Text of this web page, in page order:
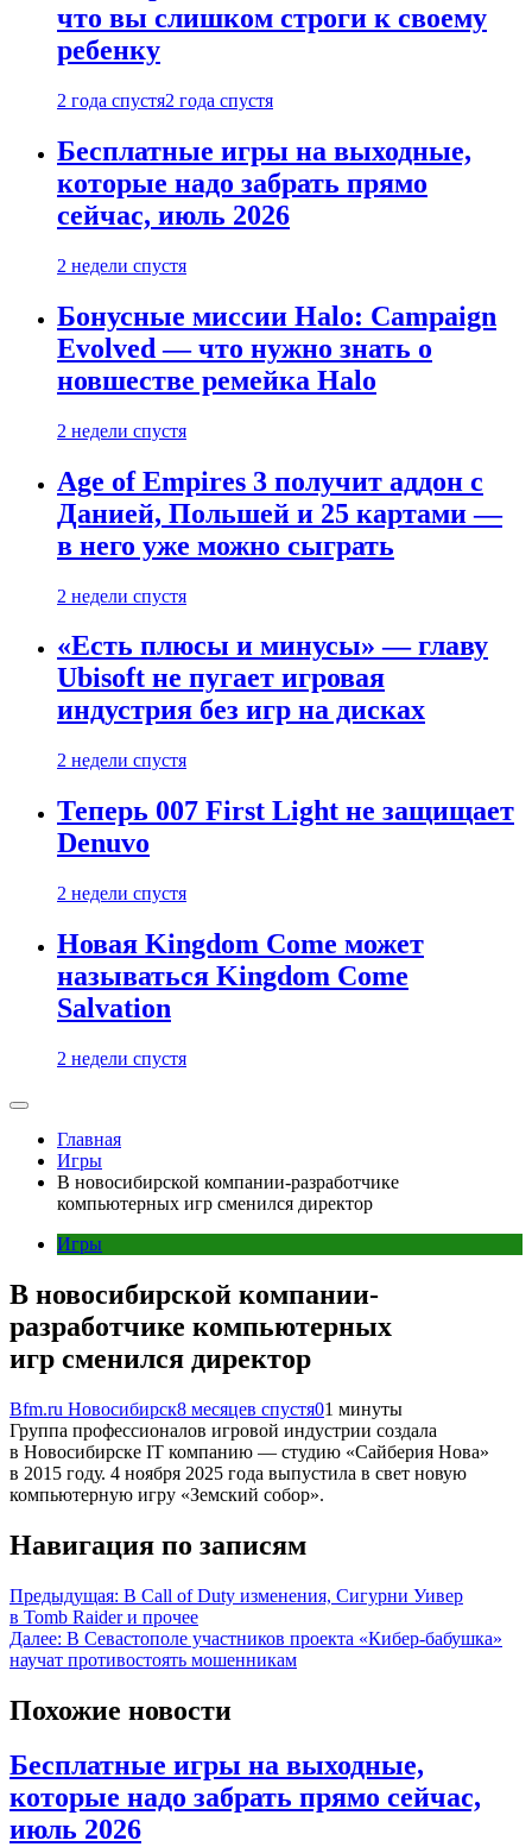
что вы слишком строги к своему
ребенку
2 года спустя2 года спустя
Бесплатные игры на выходные,
которые надо забрать прямо
сейчас, июль 2026
2 недели спустя
Бонусные миссии Halo: Campaign
Evolved — что нужно знать о
новшестве ремейка Halo
2 недели спустя
Age of Empires 3 получит аддон с
Данией, Польшей и 25 картами —
в него уже можно сыграть
2 недели спустя
«Есть плюсы и минусы» — главу
Ubisoft не пугает игровая
индустрия без игр на дисках
2 недели спустя
Теперь 007 First Light не защищает
Denuvo
2 недели спустя
Новая Kingdom Come может
называться Kingdom Come
Salvation
2 недели спустя
Главная
Игры
В новосибирской компании-разработчике
компьютерных игр сменился директор
Игры
В новосибирской компании-
разработчике компьютерных
игр сменился директор
Bfm.ru Новосибирск8 месяцев спустя01 минуты
Группа профессионалов игровой индустрии создала
в Новосибирске IT компанию — студию «Сайберия Нова»
в 2015 году. 4 ноября 2025 года выпустила в свет новую
компьютерную игру «Земский собор».
Навигация по записям
Предыдущая: В Call of Duty изменения, Сигурни Уивер
в Tomb Raider и прочее
Далее: В Севастополе участников проекта «Кибер-бабушка»
научат противостоять мошенникам
Похожие новости
Бесплатные игры на выходные,
которые надо забрать прямо сейчас,
июль 2026